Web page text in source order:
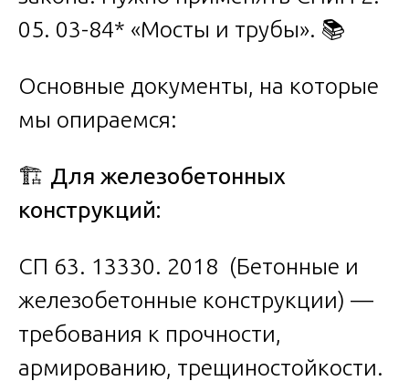
05. 03-84* «Мосты и трубы». 📚
Основные документы, на которые
мы опираемся:
🏗️ Для железобетонных
конструкций:
СП 63. 13330. 2018 (Бетонные и
железобетонные конструкции) —
требования к прочности,
армированию, трещиностойкости.